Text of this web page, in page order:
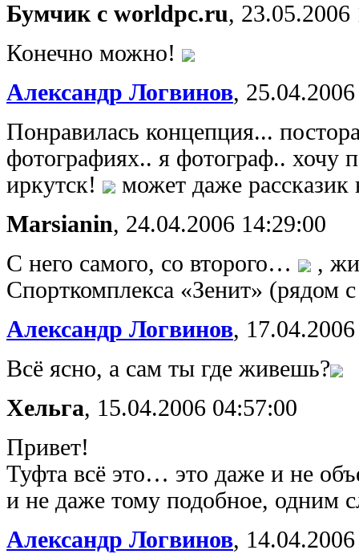
Бумчик с worldpc.ru, 23.05.2006
Конечно можно!
Александр Логвинов,
Понравилась концепция...
фотографиях.. я фотограф.. хочу
иркутск!
может даже
Marsianin, 24.04.2006 14:29:00
С него самого, со второго…
,
Спорткомплекса «Зенит» (рядом
Александр Логвинов,
Всё ясно, а сам ты где живешь?
Хельга, 15.04.2006 04:57:00
Привет!
Туфта всё это… это даже и не
и не даже тому подобное, одним
Александр Логвинов,